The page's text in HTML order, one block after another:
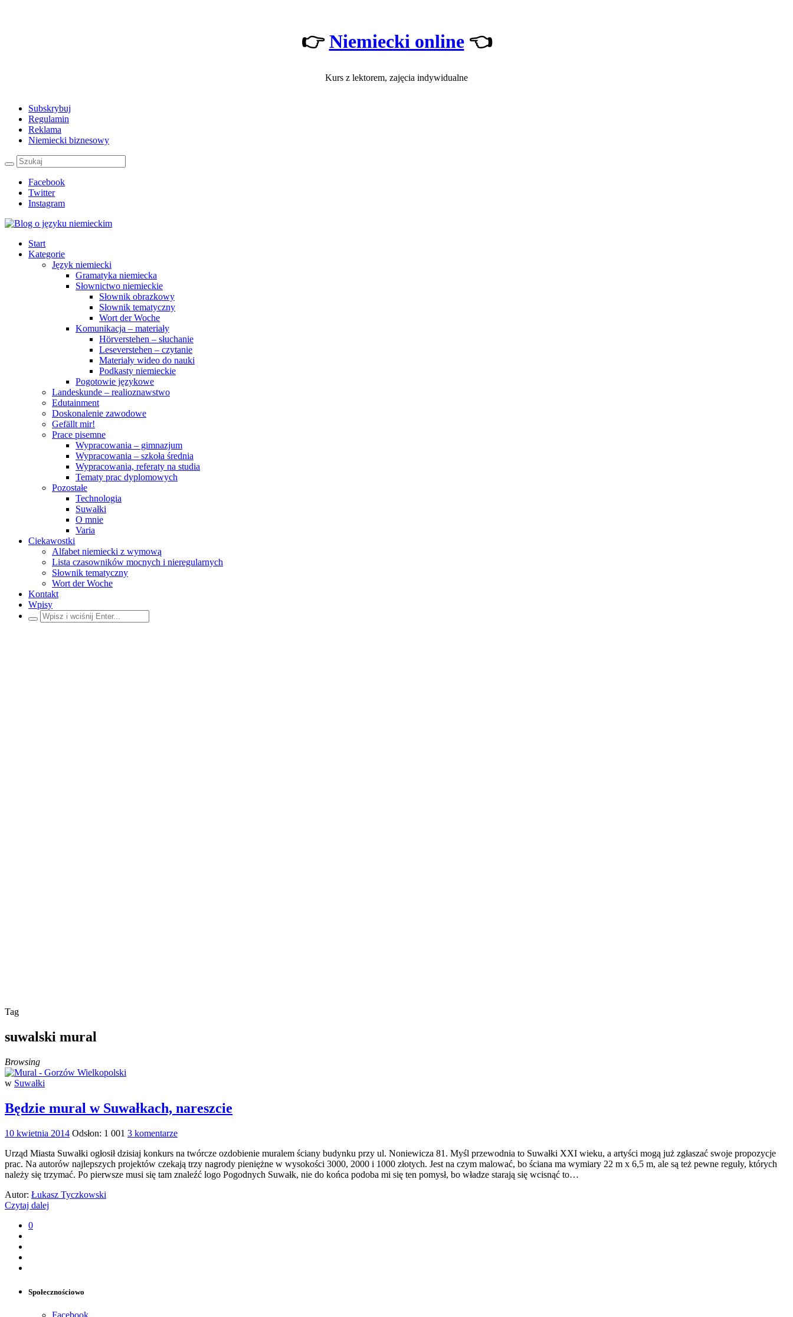
👉Niemiecki online👈
Kurs z lektorem, zajęcia indywidualne
Subskrybuj
Regulamin
Reklama
Niemiecki biznesowy
Facebook
Twitter
Instagram
Start
Kategorie
Język niemiecki
Gramatyka niemiecka
Słownictwo niemieckie
Słownik obrazkowy
Słownik tematyczny
Wort der Woche
Komunikacja – materiały
Hörverstehen – słuchanie
Leseverstehen – czytanie
Materiały wideo do nauki
Podkasty niemieckie
Pogotowie językowe
Landeskunde – realioznawstwo
Edutainment
Doskonalenie zawodowe
Gefällt mir!
Prace pisemne
Wypracowania – gimnazjum
Wypracowania – szkoła średnia
Wypracowania, referaty na studia
Tematy prac dyplomowych
Pozostałe
Technologia
Suwałki
O mnie
Varia
Ciekawostki
Alfabet niemiecki z wymową
Lista czasowników mocnych i nieregularnych
Słownik tematyczny
Wort der Woche
Kontakt
Wpisy
Tag
suwalski mural
Browsing
w Suwałki
Będzie mural w Suwałkach, nareszcie
10 kwietnia 2014 Odsłon: 1 001 3 komentarze
Urząd Miasta Suwałki ogłosił dzisiaj konkurs na twórcze ozdobienie muralem ściany budynku przy ul. Noniewicza 81. Myśl przewodnia to Suwałki XXI wieku, a artyści mogą już zgłaszać swoje propozycje
prac. Na autorów najlepszych projektów czekają trzy nagrody pieniężne w wysokości 3000, 2000 i 1000 złotych. Jest na czym malować, bo ściana ma wymiary 22 m x 6,5 m, ale są też pewne reguły, których
należy się trzymać. Po pierwsze musi się tam znaleźć logo Pogodnych Suwałk, nie do końca podoba mi się ten pomysł, bo władze starają się wcisnąć to…
Autor: Łukasz Tyczkowski
Czytaj dalej
0
Społecznościowo
Facebook